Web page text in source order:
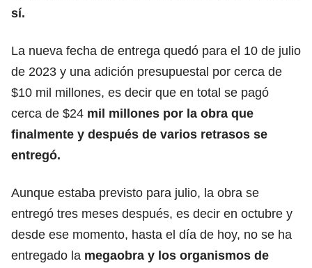
sí.
La nueva fecha de entrega quedó para el 10 de julio
de 2023 y una adición presupuestal por cerca de
$10 mil millones, es decir que en total se pagó
cerca de $24 mil millones por la obra que
finalmente y después de varios retrasos se
entregó.
Aunque estaba previsto para julio, la obra se
entregó tres meses después, es decir en octubre y
desde ese momento, hasta el día de hoy, no se ha
entregado la megaobra y los organismos de